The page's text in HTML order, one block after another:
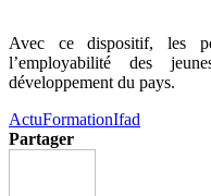
Avec ce dispositif, les
l’employabilité des
développement du pays.
ActuFormationIfad
Partager